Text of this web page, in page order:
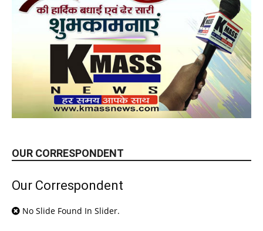
OUR CORRESPONDENT
Our Correspondent
No Slide Found In Slider.